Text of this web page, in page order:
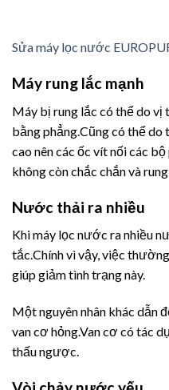
Sửa máy lọc nước
Máy rung lắc mạnh
Máy bị rung lắc có thể do vị
bằng phẳng.Cũng có thể do
cao nên các ốc vít nối các
không còn chắc chắn và
Nước thải ra nhiều
Khi máy lọc nước ra nhiều
tắc.Chính vì vậy, việc
giúp giảm tình trạng này.
Một nguyên nhân khác dẫn
van cơ hỏng.Van cơ có tác
thấu ngược.